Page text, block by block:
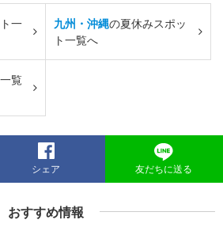
一
九州・沖縄の夏休みスポッ
ト一覧へ
覧
シェア 友だちに送る
おすすめ情報